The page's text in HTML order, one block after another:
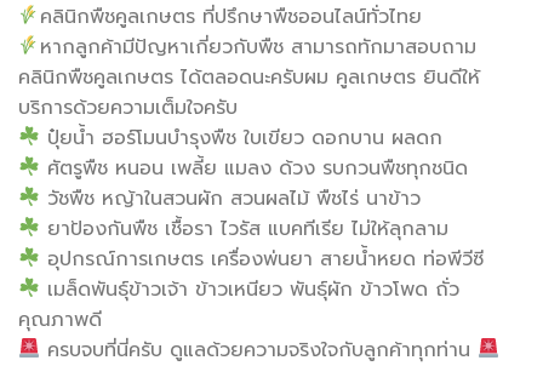
คลินิกพืชคูลเกษตร ที่ปรึกษาพืชออนไลน์ทั่วไทย
หากลูกค้ามีปัญหาเกี่ยวกับพืช สามารถทักมาสอบถาม
คลินิกพืชคูลเกษตร ได้ตลอดนะครับผม คูลเกษตร ยินดีให้
บริการด้วยความเต็มใจครับ
ปุ๋ยน้ำ ฮอร์โมนบำรุงพืช ใบเขียว ดอกบาน ผลดก
ศัตรูพืช หนอน เพลี้ย แมลง ด้วง รบกวนพืชทุกชนิด
วัชพืช หญ้าในสวนผัก สวนผลไม้ พืชไร่ นาข้าว
ยาป้องกันพืช เชื้อรา ไวรัส แบคทีเรีย ไม่ให้ลุกลาม
อุปกรณ์การเกษตร เครื่องพ่นยา สายน้ำหยด ท่อพีวีซี
เมล็ดพันธุ์ข้าวเจ้า ข้าวเหนียว พันธุ์ผัก ข้าวโพด ถั่ว
คุณภาพดี
ครบจบที่นี่ครับ ดูแลด้วยความจริงใจกับลูกค้าทุกท่าน